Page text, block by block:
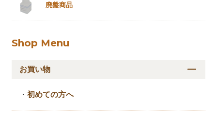
廃盤商品
Shop Menu
お買い物
・初めての方へ